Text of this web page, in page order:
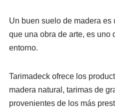
Un buen suelo de madera es
que una obra de arte, es uno
entorno.
Tarimadeck ofrece los
madera natural, tarimas de
provenientes de los más